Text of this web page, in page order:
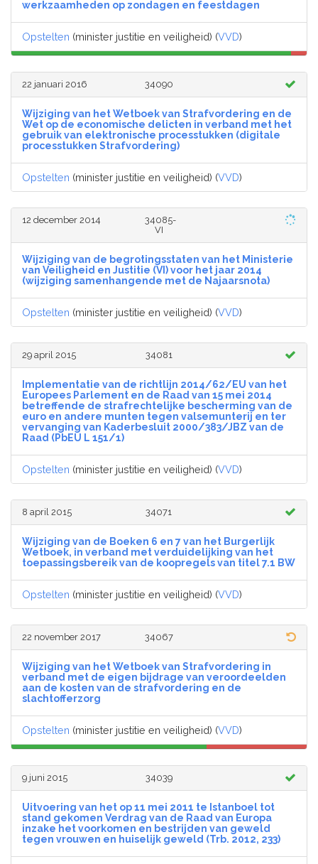
werkzaamheden op zondagen en feestdagen
Opstelten (minister justitie en veiligheid) (VVD)
22 januari 2016 34090
Wijziging van het Wetboek van Strafvordering en de
Wet op de economische delicten in verband met het
gebruik van elektronische processtukken (digitale
processtukken Strafvordering)
Opstelten (minister justitie en veiligheid) (VVD)
12 december 2014
34085-
VI
Wijziging van de begrotingsstaten van het Ministerie
van Veiligheid en Justitie (VI) voor het jaar 2014
(wijziging samenhangende met de Najaarsnota)
Opstelten (minister justitie en veiligheid) (VVD)
29 april 2015 34081
Implementatie van de richtlijn 2014/62/EU van het
Europees Parlement en de Raad van 15 mei 2014
betreffende de strafrechtelijke bescherming van de
euro en andere munten tegen valsemunterij en ter
vervanging van Kaderbesluit 2000/383/JBZ van de
Raad (PbEU L 151/1)
Opstelten (minister justitie en veiligheid) (VVD)
8 april 2015 34071
Wijziging van de Boeken 6 en 7 van het Burgerlijk
Wetboek, in verband met verduidelijking van het
toepassingsbereik van de koopregels van titel 7.1 BW
Opstelten (minister justitie en veiligheid) (VVD)
22 november 2017 34067
Wijziging van het Wetboek van Strafvordering in
verband met de eigen bijdrage van veroordeelden
aan de kosten van de strafvordering en de
slachtofferzorg
Opstelten (minister justitie en veiligheid) (VVD)
9 juni 2015 34039
Uitvoering van het op 11 mei 2011 te Istanboel tot
stand gekomen Verdrag van de Raad van Europa
inzake het voorkomen en bestrijden van geweld
tegen vrouwen en huiselijk geweld (Trb. 2012, 233)